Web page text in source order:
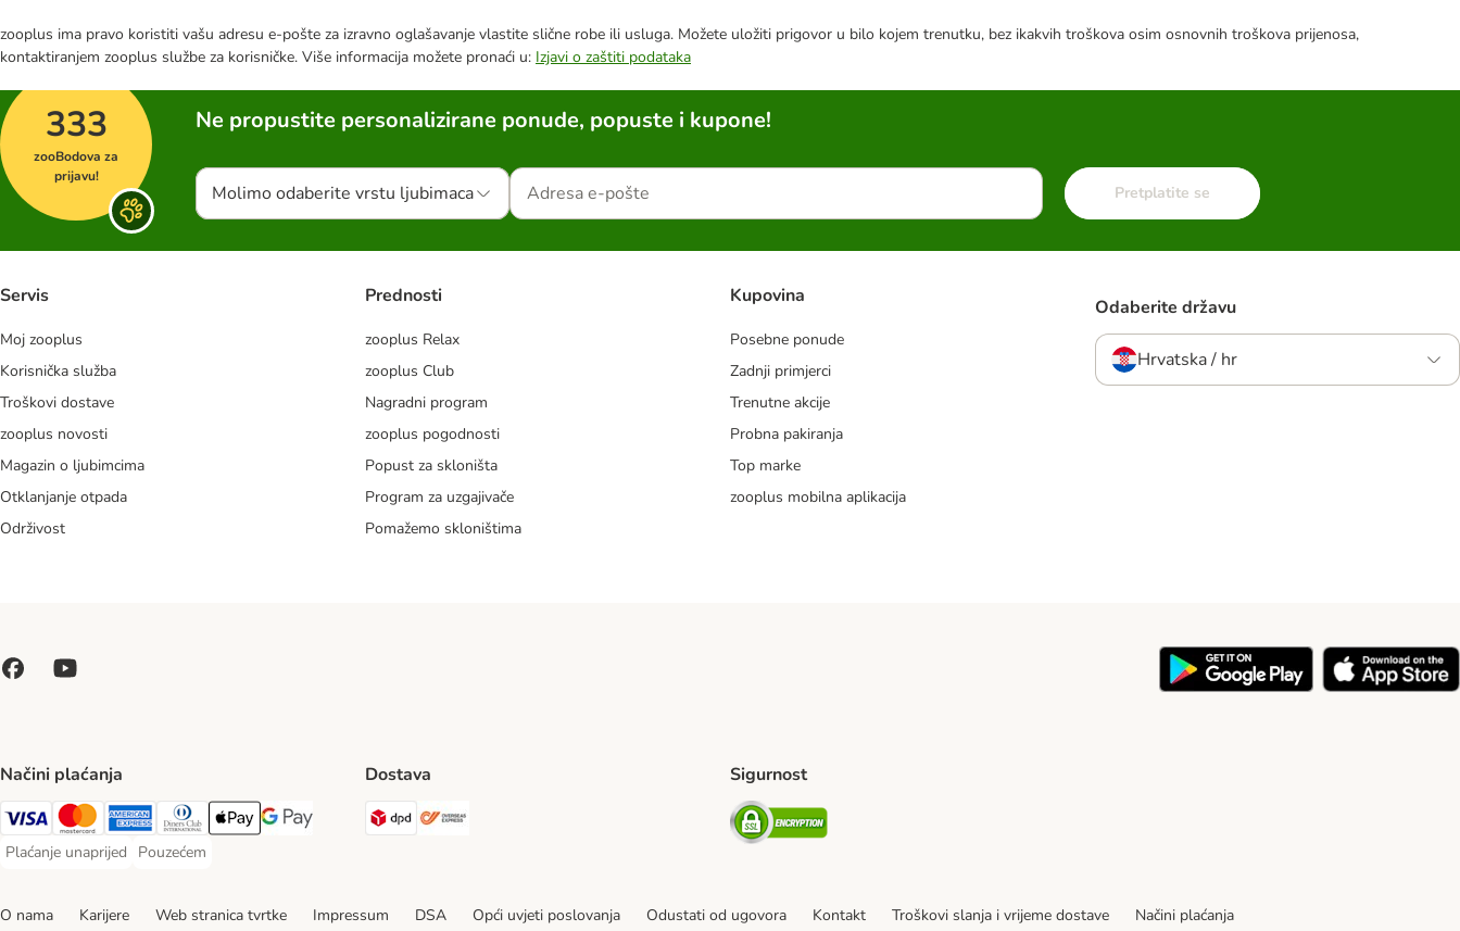
zooplus ima pravo koristiti vašu adresu e-pošte za izravno oglašavanje vlastite slične robe ili usluga. Možete uložiti prigovor u bilo kojem trenutku, bez ikakvih troškova osim osnovnih troškova prijenosa,
kontaktiranjem zooplus službe za korisničke. Više informacija možete pronaći u: Izjavi o zaštiti podataka
333
zooBodova za
prijavu!
Ne propustite personalizirane ponude, popuste i kupone!
Molimo odaberite vrstu ljubimaca Pretplatite se
Servis
Moj zooplus
Korisnička služba
Troškovi dostave
zooplus novosti
Magazin o ljubimcima
Otklanjanje otpada
Održivost
Prednosti
zooplus Relax
zooplus Club
Nagradni program
zooplus pogodnosti
Popust za skloništa
Program za uzgajivače
Pomažemo skloništima
Kupovina
Posebne ponude
Zadnji primjerci
Trenutne akcije
Probna pakiranja
Top marke
zooplus mobilna aplikacija
Odaberite državu
Hrvatska / hr
Načini plaćanja
Visa Payment Method
MasterCard Payment Method
American Express Payment Method
Diners Club Payment Method
Payment MethodGoogle pay Payment Method
Plaćanje unaprijed
Plaćanje unaprijed Payment Method
Pouzećem
Pouzećem Payment Method
Dostava
DPD Shipping Method
Sigurnost
Security
O nama Karijere Web stranica tvrtke Impressum DSA Opći uvjeti poslovanja Odustati od ugovora Kontakt Troškovi slanja i vrijeme dostave Načini plaćanja